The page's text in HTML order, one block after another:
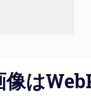
は